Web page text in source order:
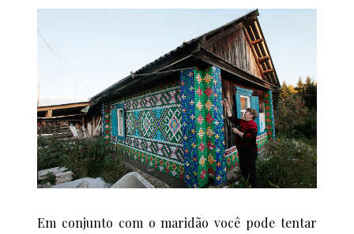
Em conjunto com o maridão você pode tentar